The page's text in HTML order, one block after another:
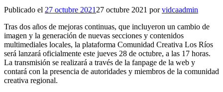
Publicado el 27 octubre 2021 27 octubre 2021 porvidcaadmin
Tras dos años de mejoras continuas, que incluyeron un cambio de
imagen y la generación de nuevas secciones y contenidos
multimediales locales, la plataforma Comunidad Creativa Los Ríos
será lanzará oficialmente este jueves 28 de octubre, a las 17 horas.
La transmisión se realizará a través de la fanpage de la web y
contará con la presencia de autoridades y miembros de la comunidad
creativa regional.